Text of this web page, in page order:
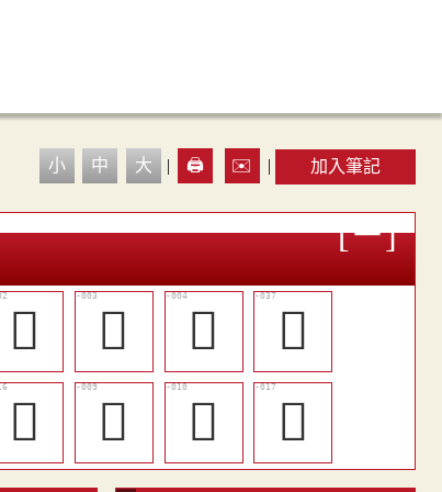
小 中 大 | 🖨️ ✉️ | 加入筆記
𠅞 𠅟 𠓸
󰂓
󰂅 𨍱 󰂀 𠓽